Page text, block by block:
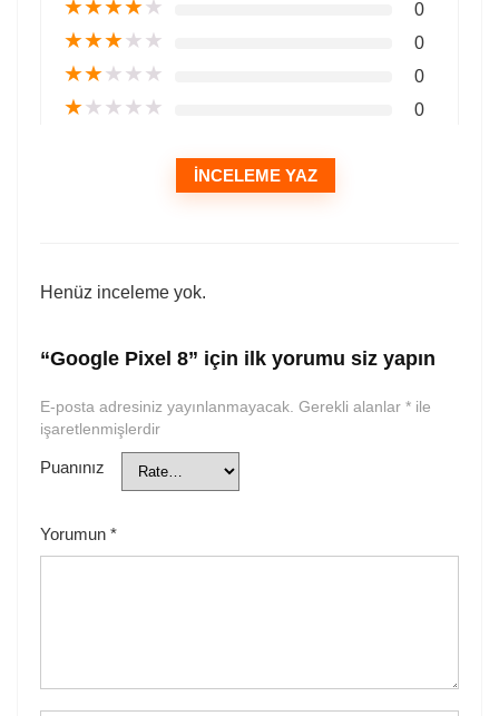
★★★★★ 0
★★★★★ 0
★★★★★ 0
★★★★★ 0
İNCELEME YAZ
Henüz inceleme yok.
“Google Pixel 8” için ilk yorumu siz yapın
E-posta adresiniz yayınlanmayacak. Gerekli alanlar * ile
işaretlenmişlerdir
Puanınız
Yorumun *